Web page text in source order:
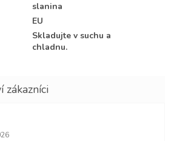
slanina
EU
Skladujte v suchu a
chladnu.
obchodu je 5 z 5 hvězdiček.